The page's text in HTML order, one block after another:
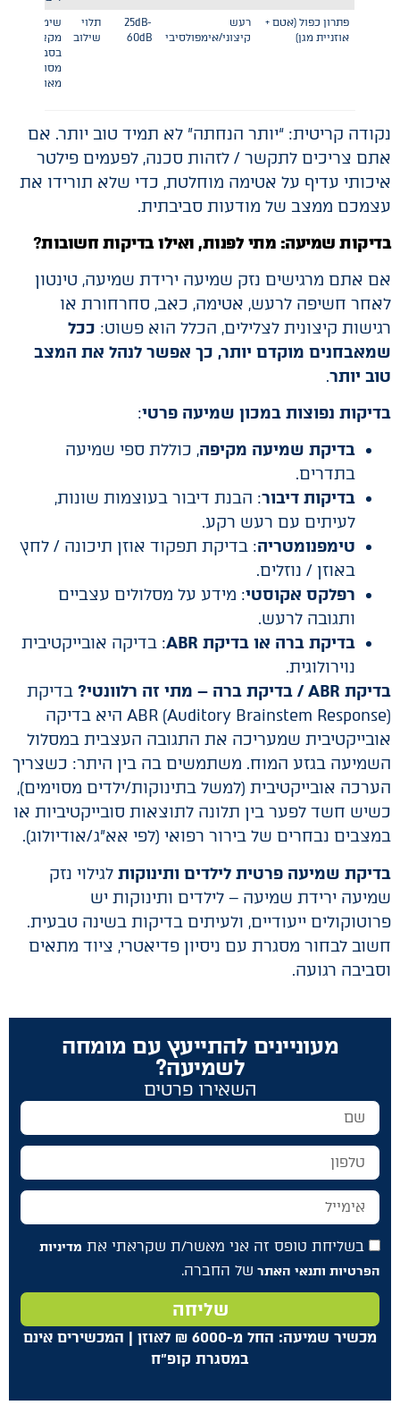
פתרון כפול (אטם +
אוזניית מגן)
רעש
קיצוני/אימפולסיבי
25dB-
60dB
תלוי
שילוב
שימוש
מקצועי
בסביבות
מסוכנות
מאוד
נקודה קריטית: “יותר הנחתה” לא תמיד טוב יותר. אם
אתם צריכים לתקשר / לזהות סכנה, לפעמים פילטר
איכותי עדיף על אטימה מוחלטת, כדי שלא תורידו את
עצמכם ממצב של מודעות סביבתית.
בדיקות שמיעה: מתי לפנות, ואילו בדיקות חשובות?
אם אתם מרגישים נזק שמיעה ירידת שמיעה, טינטון
לאחר חשיפה לרעש, אטימה, כאב, סחרחורת או
רגישות קיצונית לצלילים, הכלל הוא פשוט: ככל
שמאבחנים מוקדם יותר, כך אפשר לנהל את המצב
טוב יותר.
בדיקות נפוצות במכון שמיעה פרטי:
בדיקת שמיעה מקיפה, כוללת ספי שמיעה
בתדרים.
בדיקות דיבור: הבנת דיבור בעוצמות שונות,
לעיתים עם רעש רקע.
טימפנומטריה: בדיקת תפקוד אוזן תיכונה / לחץ
באוזן / נוזלים.
רפלקס אקוסטי: מידע על מסלולים עצביים
ותגובה לרעש.
בדיקת ברה או בדיקת ABR
: בדיקה אובייקטיבית
נוירולוגית.
בדיקת ABR / בדיקת ברה – מתי זה רלוונטי?
בדיקת
ABR (Auditory Brainstem Response) היא בדיקה
אובייקטיבית שמעריכה את התגובה העצבית במסלול
השמיעה בגזע המוח. משתמשים בה בין היתר: כשצריך
הערכה אובייקטיבית (למשל בתינוקות/ילדים מסוימים),
כשיש חשד לפער בין תלונה לתוצאות סובייקטיביות או
במצבים נבחרים של בירור רפואי (לפי אא״ג/אודיולוג).
בדיקת שמיעה פרטית לילדים ותינוקות לגילוי נזק
שמיעה ירידת שמיעה – לילדים ותינוקות יש
פרוטוקולים ייעודיים, ולעיתים בדיקות בשינה טבעית.
חשוב לבחור מסגרת עם ניסיון פדיאטרי, ציוד מתאים
וסביבה רגועה.
מעוניינים להתייעץ עם מומחה
לשמיעה?
השאירו פרטים
בשליחת טופס זה אני מאשר/ת שקראתי את מדיניות
הפרטיות ותנאי האתר של החברה.
שליחה
מכשיר שמיעה: החל מ-6000 ₪ לאוזן | המכשירים אינם
במסגרת קופ"ח